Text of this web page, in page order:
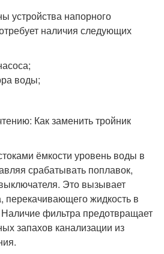
устройства напорного
наличия следующих
воды;
Как заменить тройник
ёмкости уровень воды в
срабатывать поплавок,
Это вызывает
перекачивающего жидкость в
фильтра предотвращает
запахов канализации из